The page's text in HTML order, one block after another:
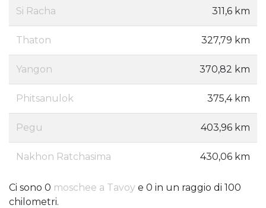
Si Racha 311,6 km
Thaton 327,79 km
Yangon 370,82 km
Phitsanulok 375,4 km
Pegu 403,96 km
Nakhon Ratchasima 430,06 km
Ci sono 0 moschee a Tavoy e 0 in un raggio di 100
chilometri.